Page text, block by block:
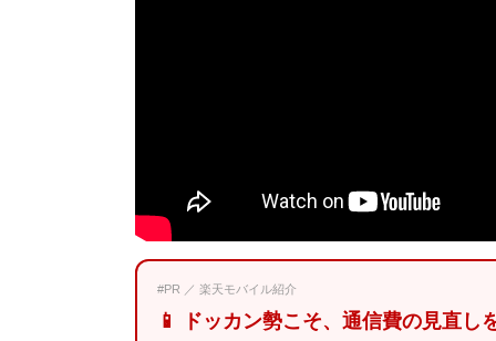
#PR ／ 楽天モバイル紹介
📱 ドッカン勢こそ、通信費の見直し